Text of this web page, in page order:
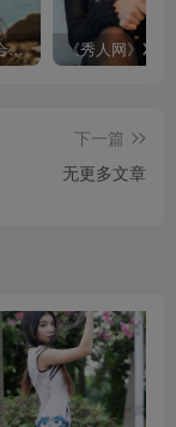
仙九Airi 高清写真合集[持续更新]
下一篇
无更多文章